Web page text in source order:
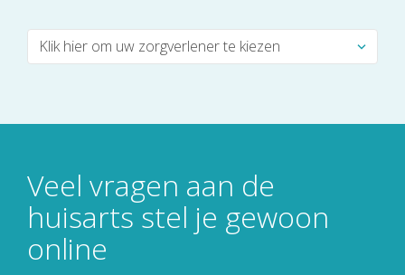
Veel vragen aan de
huisarts stel je gewoon
online